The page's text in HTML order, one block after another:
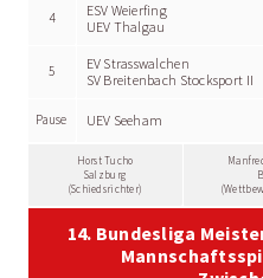
4
ESV Weierfing
UEV Thalgau
5
EV Strasswalchen
SV Breitenbach Stocksport II
Pause UEV Seeham
Horst Tucho
Salzburg
(Schiedsrichter)
14. Bundesliga